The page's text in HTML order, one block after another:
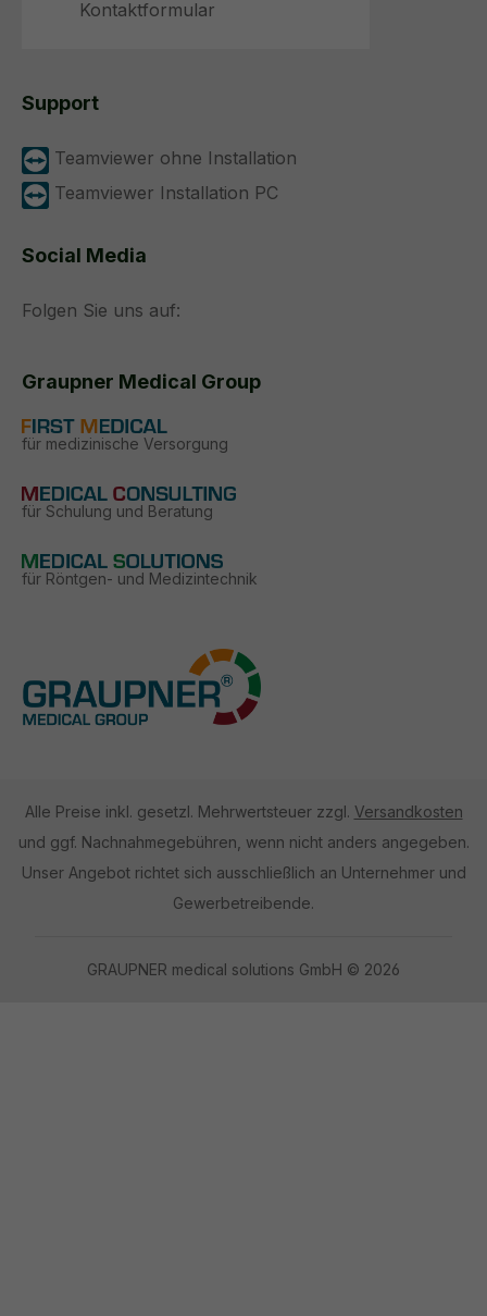
Kontaktformular
Support
Teamviewer ohne Installation
Teamviewer Installation PC
Social Media
Folgen Sie uns auf:
Graupner Medical Group
für medizinische Versorgung
für Schulung und Beratung
für Röntgen- und Medizintechnik
Alle Preise inkl. gesetzl. Mehrwertsteuer zzgl. Versandkosten
und ggf. Nachnahmegebühren, wenn nicht anders angegeben.
Unser Angebot richtet sich ausschließlich an Unternehmer und
Gewerbetreibende.
GRAUPNER medical solutions GmbH © 2026